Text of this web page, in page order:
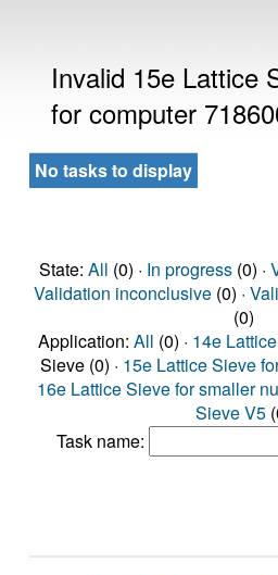
Invalid 15e Lattice
for computer
No tasks to display
State: All (0) · In progress(0) ·
Validation inconclusive(0) ·
(0)
Application: All (0) · 14e
Sieve (0) · 15e Lattice Sieve
16e Lattice Sieve for smaller
Sieve V5
Task name: